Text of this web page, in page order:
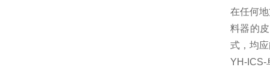
在任何
料器的
式，均
YH-ICS-